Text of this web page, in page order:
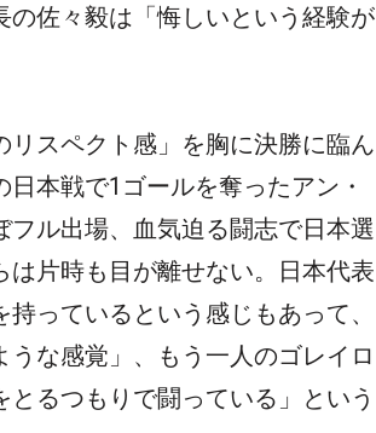
佐々毅は「悔しいという経験が
スペクト感」を胸に決勝に臨ん
本戦で1ゴールを奪ったアン・
ル出場、血気迫る闘志で日本選
片時も目が離せない。日本代表
っているという感じもあって、
な感覚」、もう一人のゴレイロ
るつもりで闘っている」という